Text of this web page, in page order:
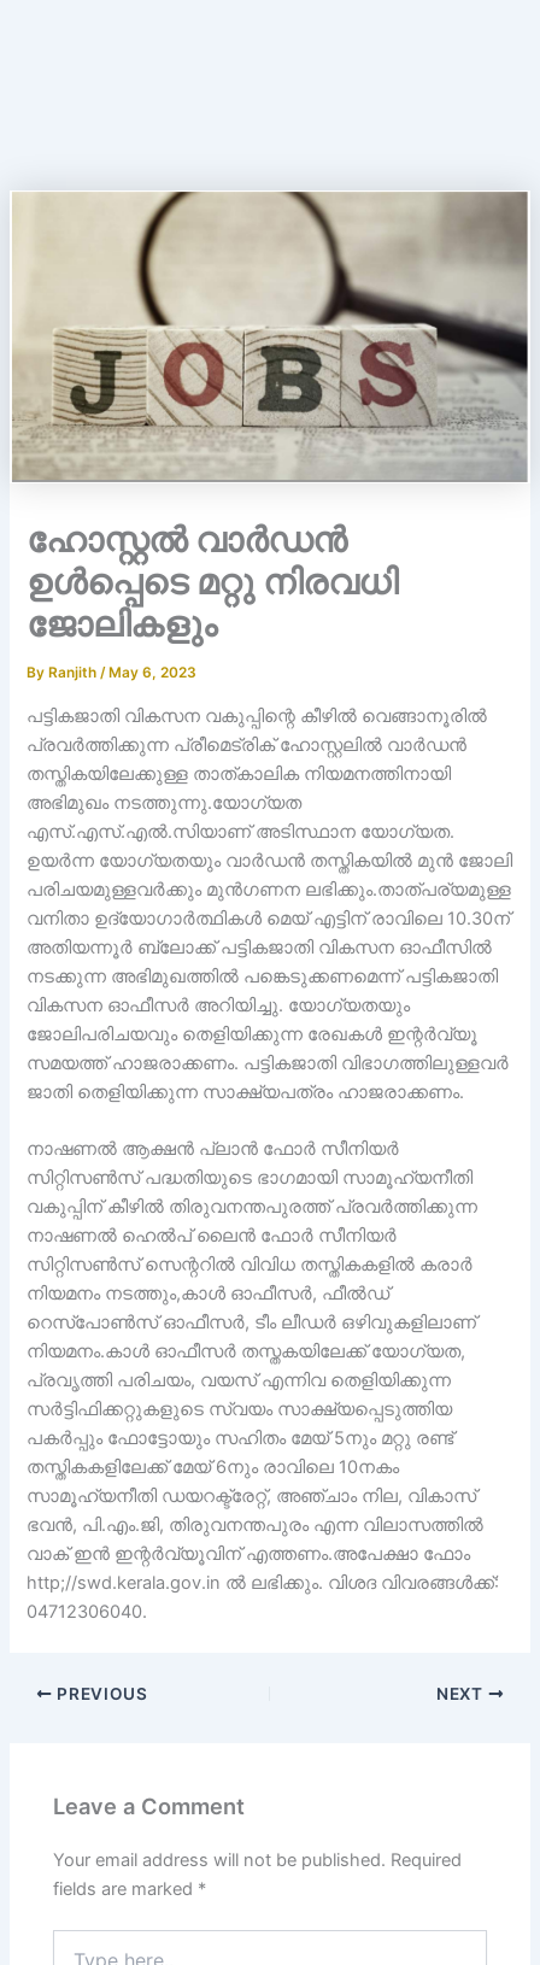
ഹോസ്റ്റൽ വാർഡൻ
ഉൾപ്പെടെ മറ്റു നിരവധി
ജോലികളും
By Ranjith/ May 6, 2023
പട്ടികജാതി വികസന വകുപ്പിന്റെ കീഴിൽ വെങ്ങാനൂരിൽ
പ്രവർത്തിക്കുന്ന പ്രീമെട്രിക് ഹോസ്റ്റലിൽ വാർഡൻ
തസ്തികയിലേക്കുള്ള താത്കാലിക നിയമനത്തിനായി
അഭിമുഖം നടത്തുന്നു.യോഗ്യത
എസ്.എസ്.എൽ.സിയാണ് അടിസ്ഥാന യോഗ്യത.
ഉയർന്ന യോഗ്യതയും വാർഡൻ തസ്തികയിൽ മുൻ ജോലി
പരിചയമുള്ളവർക്കും മുൻഗണന ലഭിക്കും.താത്പര്യമുള്ള
വനിതാ ഉദ്യോഗാർത്ഥികൾ മെയ് എട്ടിന് രാവിലെ 10.30ന്
അതിയന്നൂർ ബ്ലോക്ക് പട്ടികജാതി വികസന ഓഫീസിൽ
നടക്കുന്ന അഭിമുഖത്തിൽ പങ്കെടുക്കണമെന്ന് പട്ടികജാതി
വികസന ഓഫീസർ അറിയിച്ചു. യോഗ്യതയും
ജോലിപരിചയവും തെളിയിക്കുന്ന രേഖകൾ ഇന്റർവ്യൂ
സമയത്ത് ഹാജരാക്കണം. പട്ടികജാതി വിഭാഗത്തിലുള്ളവർ
ജാതി തെളിയിക്കുന്ന സാക്ഷ്യപത്രം ഹാജരാക്കണം.
നാഷണൽ ആക്ഷൻ പ്ലാൻ ഫോർ സീനിയർ
സിറ്റിസൺസ് പദ്ധതിയുടെ ഭാഗമായി സാമൂഹ്യനീതി
വകുപ്പിന് കീഴിൽ തിരുവനന്തപുരത്ത് പ്രവർത്തിക്കുന്ന
നാഷണൽ ഹെൽപ് ലൈൻ ഫോർ സീനിയർ
സിറ്റിസൺസ് സെന്ററിൽ വിവിധ തസ്തികകളിൽ കരാർ
നിയമനം നടത്തും,കാൾ ഓഫീസർ, ഫീൽഡ്
റെസ്പോൺസ് ഓഫീസർ, ടീം ലീഡർ ഒഴിവുകളിലാണ്
നിയമനം.കാൾ ഓഫീസർ തസ്തകയിലേക്ക് യോഗ്യത,
പ്രവൃത്തി പരിചയം, വയസ് എന്നിവ തെളിയിക്കുന്ന
സർട്ടിഫിക്കറ്റുകളുടെ സ്വയം സാക്ഷ്യപ്പെടുത്തിയ
പകർപ്പും ഫോട്ടോയും സഹിതം മേയ് 5നും മറ്റു രണ്ട്
തസ്തികകളിലേക്ക് മേയ് 6നും രാവിലെ 10നകം
സാമൂഹ്യനീതി ഡയറക്ട്രേറ്റ്, അഞ്ചാം നില, വികാസ്
ഭവൻ, പി.എം.ജി, തിരുവനന്തപുരം എന്ന വിലാസത്തിൽ
വാക് ഇൻ ഇന്റർവ്യൂവിന് എത്തണം.അപേക്ഷാ ഫോം
http;//swd.kerala.gov.in ൽ ലഭിക്കും. വിശദ വിവരങ്ങൾക്ക്:
04712306040.
PREVIOUS NEXT
Leave a Comment
Your email address will not be published. Required
fields are marked *